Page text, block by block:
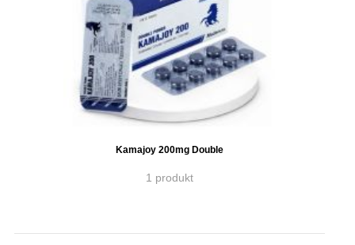
Kamajoy 200mg Double
1 produkt